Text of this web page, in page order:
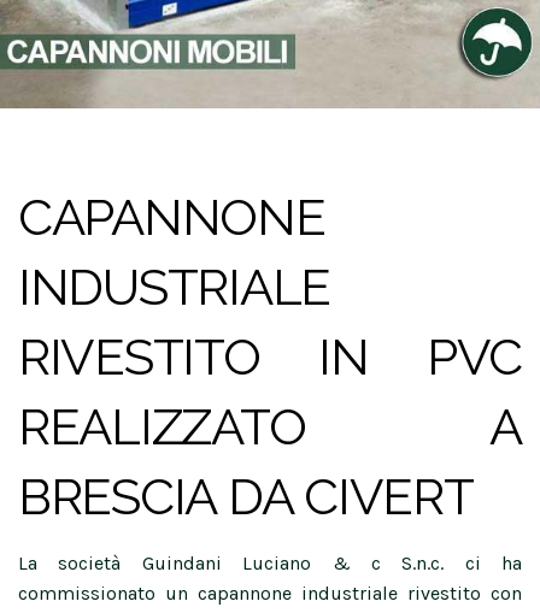
CAPANNONE
INDUSTRIALE
RIVESTITO IN PVC
REALIZZATO A
BRESCIA DA CIVERT
La società Guindani Luciano & c S.n.c. ci ha
commissionato un capannone industriale rivestito con